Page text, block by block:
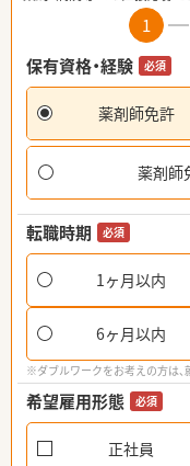
1
保有資格・経験
必須
薬剤師免許
薬剤師
転職時期 必須
1ヶ月以内
6ヶ月以内
※ダブルワークをお考えの方は
希望雇用形態 必須
正社員